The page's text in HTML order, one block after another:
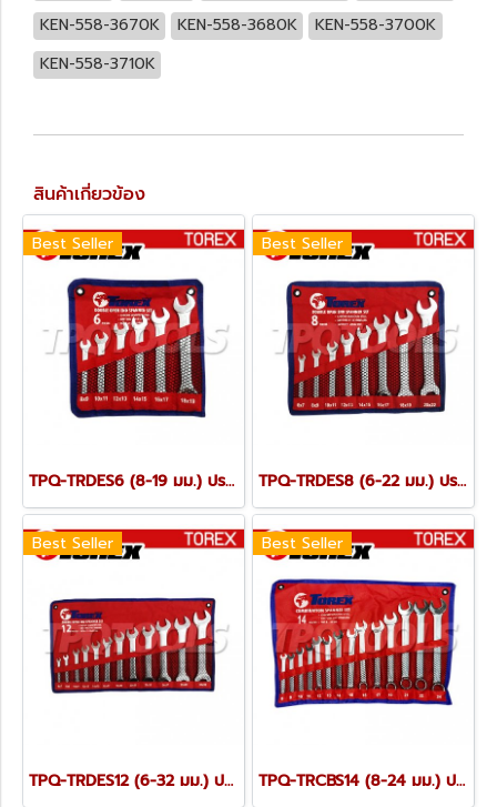
KEN-558-3670K
KEN-558-3680K
KEN-558-3700K
KEN-558-3710K
สินค้าเกี่ยวข้อง
Best Seller
TPQ-TRDES6 (8-19 มม.) ประแจปากตายชุด 6 ตัว TOREX
Best Seller
TPQ-TRDES8 (6-22 มม.) ประแจปากตายชุด 8 ตัว TOREX
Best Seller
TPQ-TRDES12 (6-32 มม.) ประแจปากตายชุด 12 ตัว TOREX
Best Seller
TPQ-TRCBS14 (8-24 มม.) ประแจแหวนข้างปากตายชุด 14 ตัว TOREX